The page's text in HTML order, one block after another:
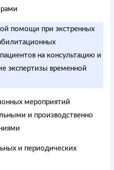
помощи при экстренных
на консультацию и
экспертизы временной
мероприятий
и производственно
и периодических